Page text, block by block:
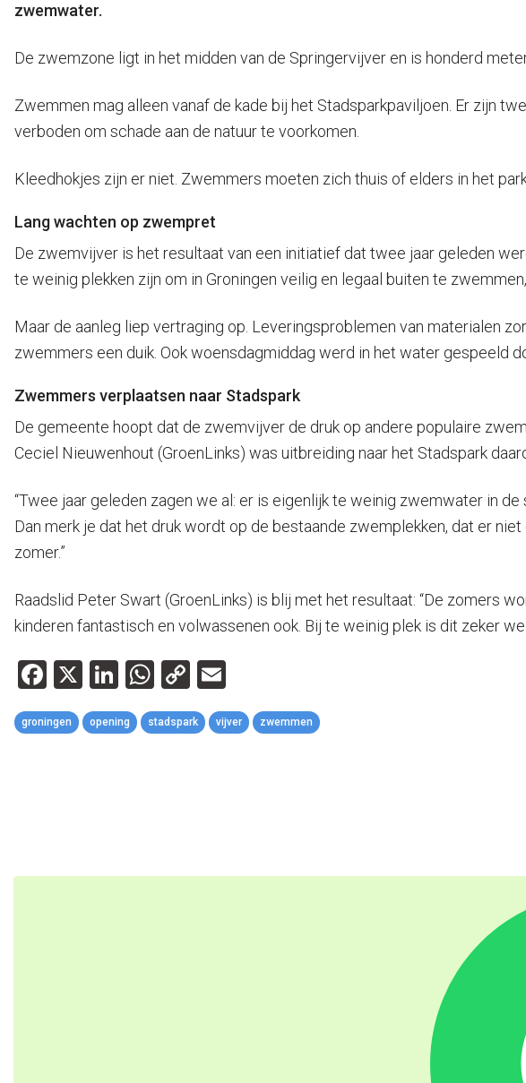
zwemwater.
De zwemzone ligt in het midden van de Springervijver en is honderd
Zwemmen mag alleen vanaf de kade bij het Stadsparkpaviljoen. Er zijn
verboden om schade aan de natuur te voorkomen.
Kleedhokjes zijn er niet. Zwemmers moeten zich thuis of elders in het
Lang wachten op zwempret
De zwemvijver is het resultaat van een initiatief dat twee jaar geleden
te weinig plekken zijn om in Groningen veilig en legaal buiten te
Maar de aanleg liep vertraging op. Leveringsproblemen van materialen
zwemmers een duik. Ook woensdagmiddag werd in het water gespeeld
Zwemmers verplaatsen naar Stadspark
De gemeente hoopt dat de zwemvijver de druk op andere populaire
Ceciel Nieuwenhout (GroenLinks) was uitbreiding naar het Stadspark
“Twee jaar geleden zagen we al: er is eigenlijk te weinig zwemwater in
Dan merk je dat het druk wordt op de bestaande zwemplekken, dat er
zomer.”
Raadslid Peter Swart (GroenLinks) is blij met het resultaat: “De zomers
kinderen fantastisch en volwassenen ook. Bij te weinig plek is dit zeker
Facebook
X LinkedIn
WhatsApp
Copy
Link
groningen opening stadspark vijver zwemmen